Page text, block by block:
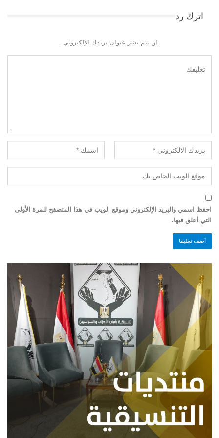
اترك رد
لن يتم نشر عنوان بريدك الإلكتروني.
احفظ اسمي والبريد الإلكتروني وموقع الويب في هذا المتصفح للمرة الأولى
التي أعلق فيها.